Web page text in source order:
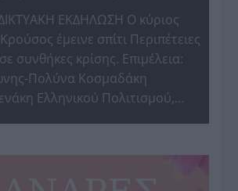
ΕΚΔΗΛΩΣΗ O κύριος
έμεινε σπίτι Περιπέτειες
συνθήκες κρίσης. Επιμέλεια:
Πολύνα Κοσμαδάκη
Ελληνικού Πολιτισμού,…